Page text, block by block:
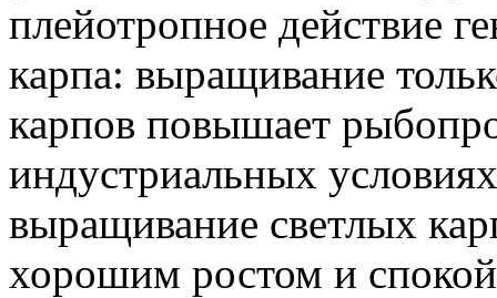
плейотропное действие
карпа: выращивание
карпов повышает
индустриальных
выращивание светлых
хорошим ростом и